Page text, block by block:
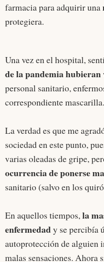
farmacia para adquirir una
protegiera.
Una vez en el hospital,
de la pandemia hubieran
personal sanitario,
correspondiente mascarilla.
La verdad es que me
sociedad en este punto,
varias oleadas de gripe,
ocurrencia de ponerse
sanitario (salvo en los
En aquellos tiempos,la
enfermedady se percibía
autoprotección de alguien
malas sensaciones. Ahora